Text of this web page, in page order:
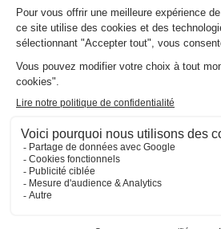
A propos 👇
Suivez-nous 👇
Infos légales 👇